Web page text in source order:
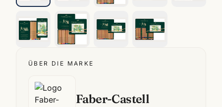
ÜBER DIE MARKE
Faber-Castell